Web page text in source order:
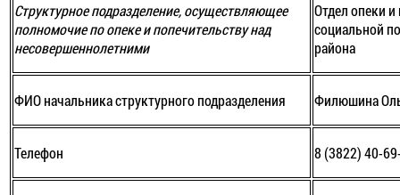
Структурное подразделение, осуществляющее
полномочие по опеке и попечительству над
несовершеннолетними
Отдел опеки
социальной
района
ФИО начальника структурного подразделения Филюшина
Телефон 8 (3822) 40-